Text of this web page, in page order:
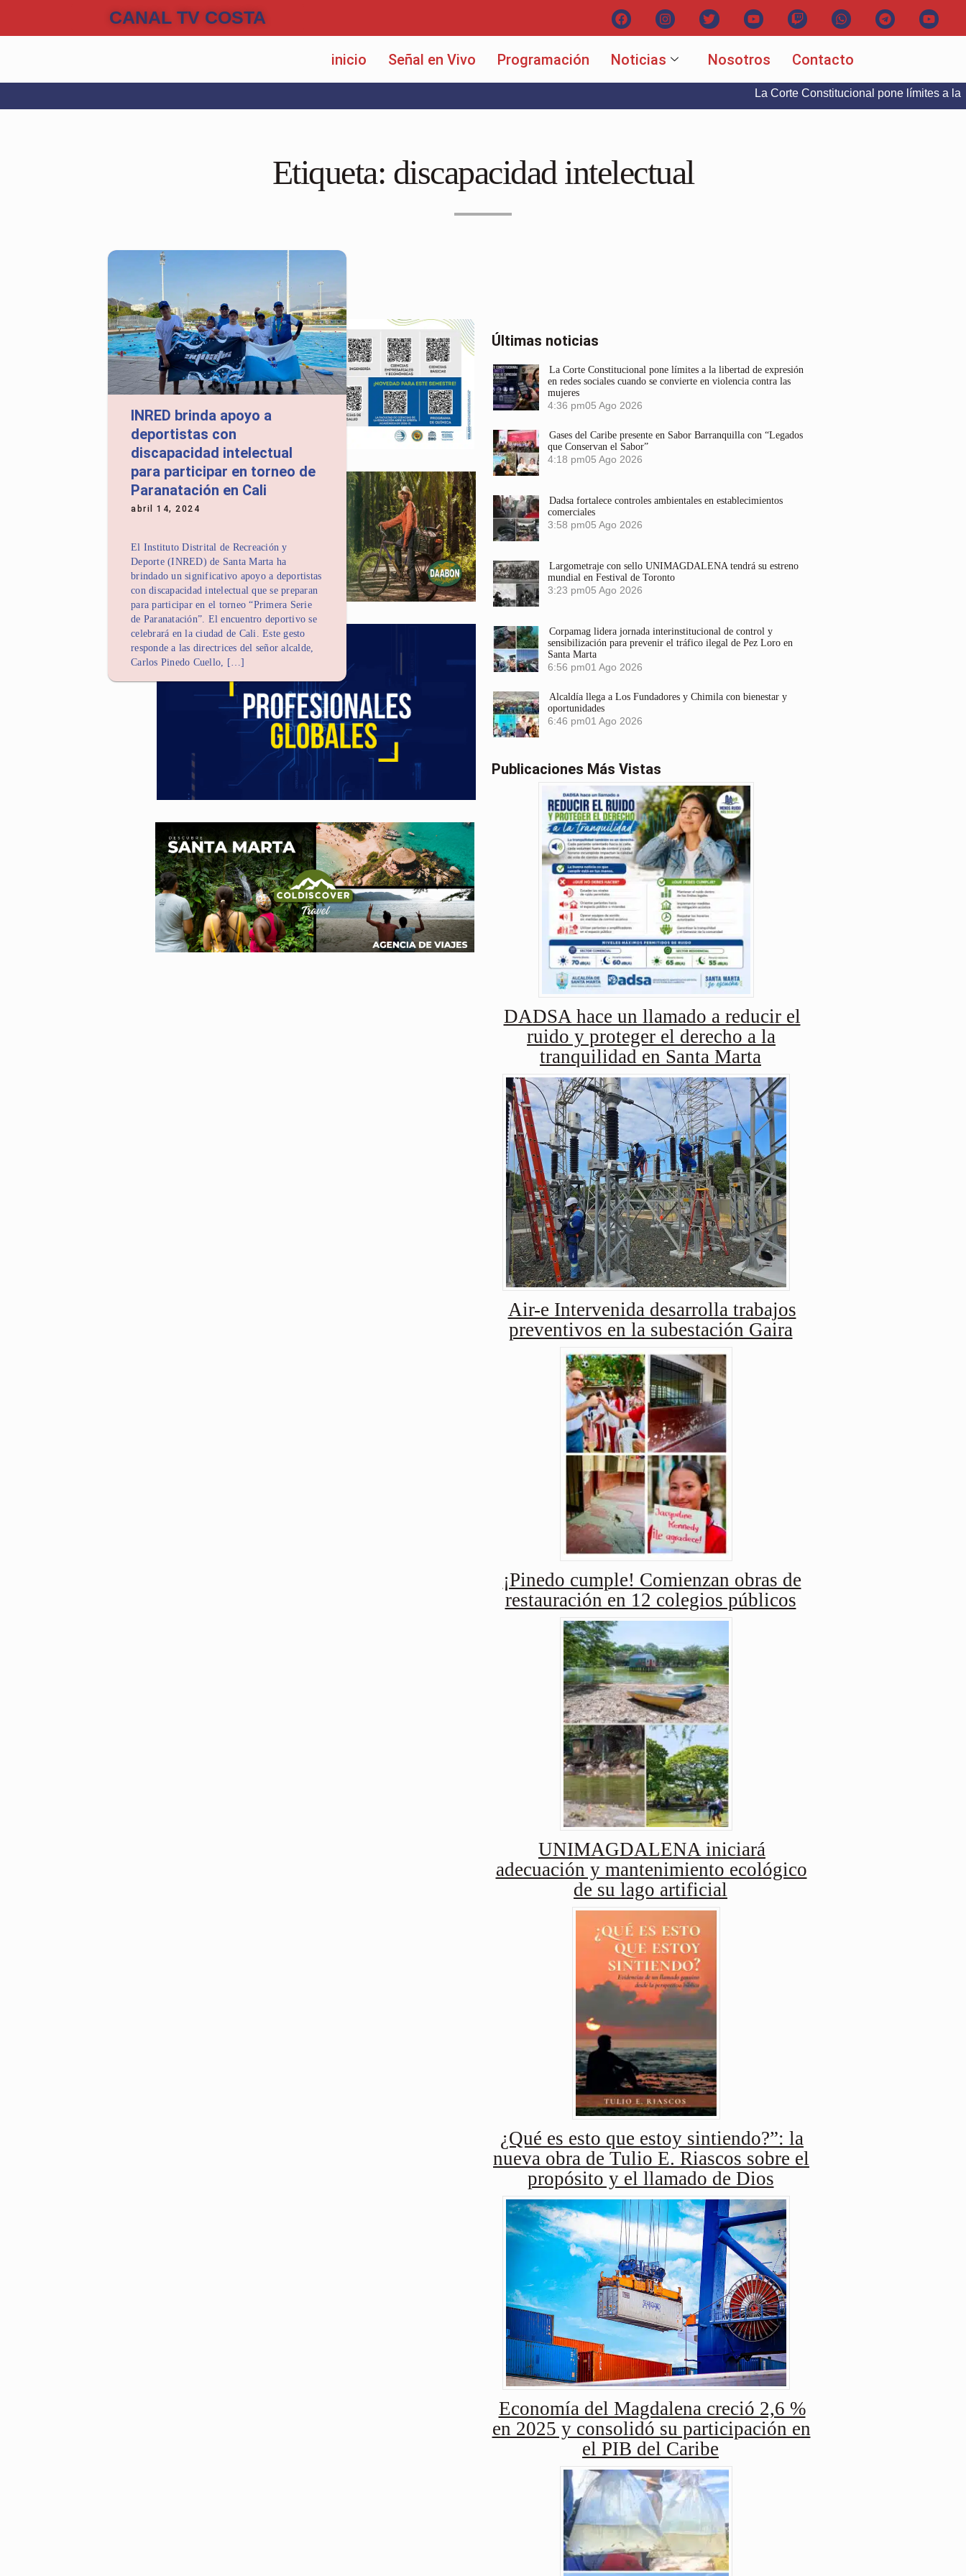
CANAL TV COSTA
inicio Señal en Vivo Programación Noticias Nosotros Contacto
La Corte Constitucional pone límites a la libertad
Etiqueta: discapacidad intelectual
INRED brinda apoyo a
deportistas con
discapacidad intelectual
para participar en torneo de
Paranatación en Cali
abril 14, 2024
El Instituto Distrital de Recreación y
Deporte (INRED) de Santa Marta ha
brindado un significativo apoyo a deportistas
con discapacidad intelectual que se preparan
para participar en el torneo “Primera Serie
de Paranatación”. El encuentro deportivo se
celebrará en la ciudad de Cali. Este gesto
responde a las directrices del señor alcalde,
Carlos Pinedo Cuello, […]
Últimas noticias
La Corte Constitucional pone límites a la libertad de expresión
en redes sociales cuando se convierte en violencia contra las
mujeres
4:36 pm05 Ago 2026
Gases del Caribe presente en Sabor Barranquilla con “Legados
que Conservan el Sabor”
4:18 pm05 Ago 2026
Dadsa fortalece controles ambientales en establecimientos
comerciales
3:58 pm05 Ago 2026
Largometraje con sello UNIMAGDALENA tendrá su estreno
mundial en Festival de Toronto
3:23 pm05 Ago 2026
Corpamag lidera jornada interinstitucional de control y
sensibilización para prevenir el tráfico ilegal de Pez Loro en
Santa Marta
6:56 pm01 Ago 2026
Alcaldía llega a Los Fundadores y Chimila con bienestar y
oportunidades
6:46 pm01 Ago 2026
Publicaciones Más Vistas
DADSA hace un llamado a reducir el
ruido y proteger el derecho a la
tranquilidad en Santa Marta
Air-e Intervenida desarrolla trabajos
preventivos en la subestación Gaira
¡Pinedo cumple! Comienzan obras de
restauración en 12 colegios públicos
UNIMAGDALENA iniciará
adecuación y mantenimiento ecológico
de su lago artificial
¿Qué es esto que estoy sintiendo?”: la
nueva obra de Tulio E. Riascos sobre el
propósito y el llamado de Dios
Economía del Magdalena creció 2,6 %
en 2025 y consolidó su participación en
el PIB del Caribe